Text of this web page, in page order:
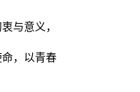
与意义，
，以青春